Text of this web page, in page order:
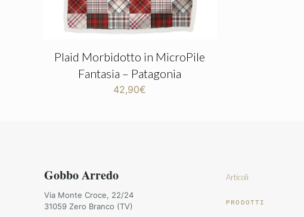
Plaid Morbidotto in MicroPile
Fantasia – Patagonia
42,90€
Gobbo Arredo
Via Monte Croce, 22/24
31059 Zero Branco (TV)
Articoli
PRODOTTI